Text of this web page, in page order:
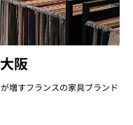
阪
増すフランスの家具ブランド